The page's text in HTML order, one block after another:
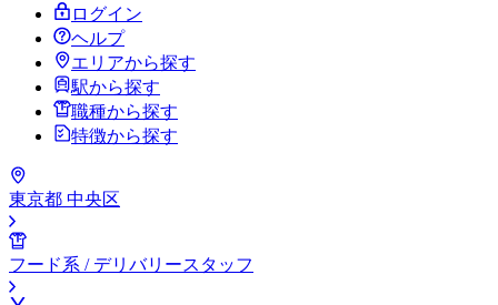
ログイン
ヘルプ
エリアから探す
駅から探す
職種から探す
特徴から探す
東京都 中央区
フード系 / デリバリースタッフ